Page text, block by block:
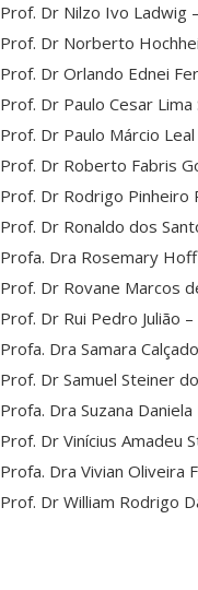
Prof. Dr Nilzo Ivo Ladwig
Prof. Dr Norberto
Prof. Dr Orlando Ednei
Prof. Dr Paulo Cesar
Prof. Dr Paulo Márcio
Prof. Dr Roberto Fabris
Prof. Dr Rodrigo Pinheiro
Prof. Dr Ronaldo dos
Profa. Dra Rosemary Hoff
Prof. Dr Rovane Marcos
Prof. Dr Rui Pedro Julião
Profa. Dra Samara
Prof. Dr Samuel Steiner
Profa. Dra Suzana
Prof. Dr Vinícius Amadeu
Profa. Dra Vivian Oliveira
Prof. Dr William Rodrigo